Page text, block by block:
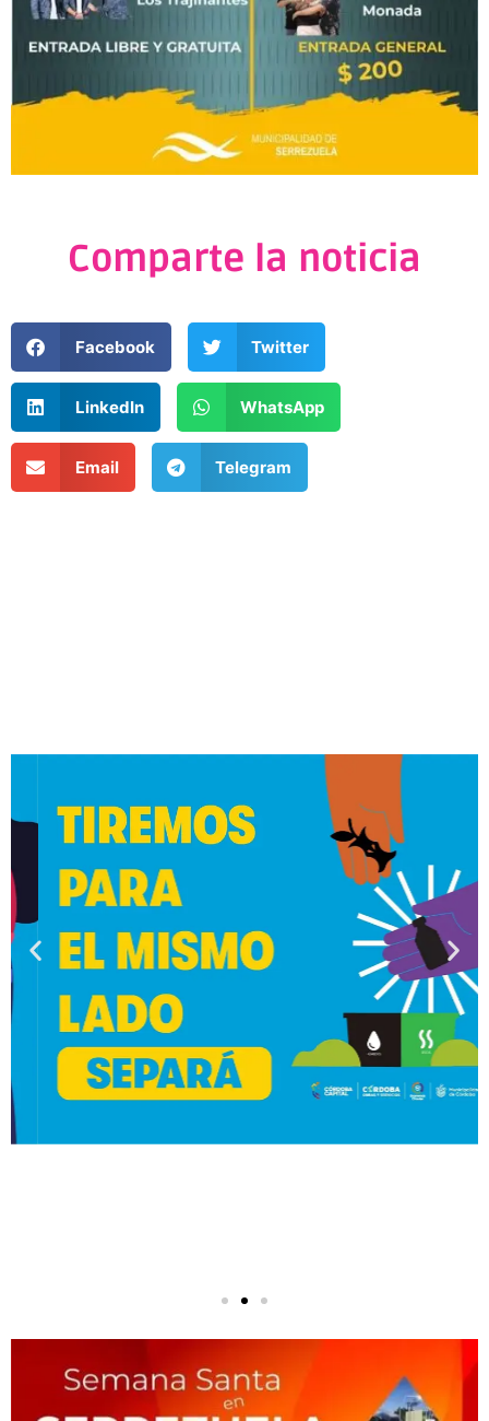
Comparte la noticia
Facebook Twitter
LinkedIn WhatsApp
Email Telegram